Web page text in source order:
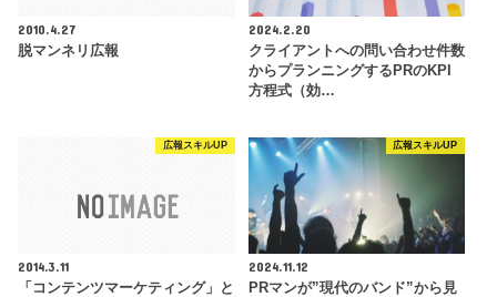
2010.4.27
脱マンネリ広報
2024.2.20
クライアントへの問い合わせ件数
からプランニングするPRのKPI
方程式（効…
広報スキルUP
2014.3.11
「コンテンツマーケティング」と
広報スキルUP
2024.11.12
PRマンが”現代のバンド”から見